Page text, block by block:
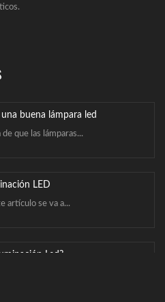
buena lámpara led
de que las lámparas...
LED
artículo se va a...
Led?
Emitting Diode) es un...